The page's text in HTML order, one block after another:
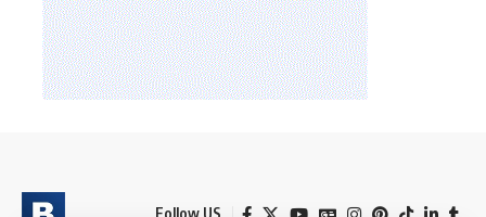
Follow US